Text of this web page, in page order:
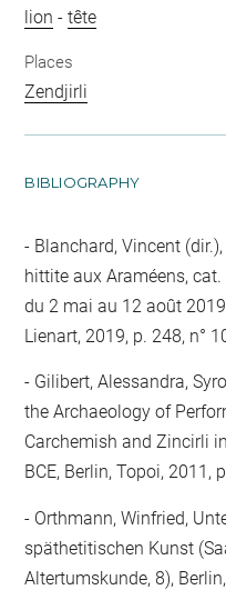
lion -tête
Places
Zendjirli
BIBLIOGRAPHY
Blanchard, Vincent
hittite aux Araméens,
du 2 mai au 12 août
Lienart, 2019, p. 248, n°
Gilibert, Alessandra,
the Archaeology of
Carchemish and Zincirli
BCE, Berlin, Topoi, 2011,
Orthmann, Winfried,
späthetitischen Kunst
Altertumskunde, 8),